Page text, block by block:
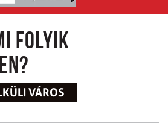
folyik
VÁROS